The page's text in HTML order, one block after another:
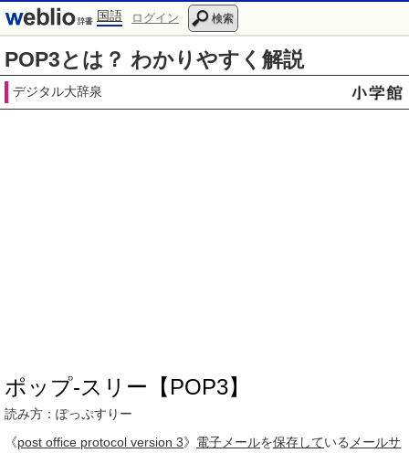
国語 ログイン 検索
POP3とは？ わかりやすく解説
デジタル大辞泉
ポップ‐スリー【POP3】
読み方：ぽっぷすりー
《post office protocol version 3》 電子メールを保存している メールサ